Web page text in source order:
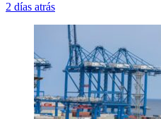
2 días atrás